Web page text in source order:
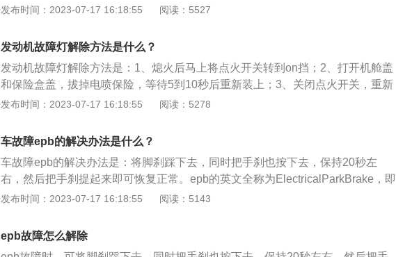
统，也就是常说的电子手刹。epb通过内置在其电脑中的纵向加速度传感器来测
后轮施加制动力来平衡下滑力，使车辆能够停在斜坡上。
发布时间：2023-07-17 16:18:55 阅读：5527
发动机故障灯解除方法是什么？
发动机故障灯解除方法是：1、熄火后马上将点火开关转到on挡；2、打开机舱盖
和保险盒盖，拔掉电喷保险，等待5到10秒后重新装上；3、关闭点火开关，重新
打到on挡，随后启动汽车，故障灯即可解除。发动机故障灯的功能是：1、发动
指示灯电路有故障；3、可将内存的故障代码调出，由发动机故障指示灯以不同
闪亮频率进行显示。导致发动机故障灯亮因素有：1、发动机冷却系统水温过高
缸体过热；2、三元催化器失效；3、测量进气量的流量计；4、节气门故障。
发布时间：2023-07-17 16:18:55 阅读：5278
车故障epb的解决办法是什么？
车故障epb的解决办法是：将脚刹踩下去，同时把手刹也按下去，保持20秒左
右，然后把手刹提起来即可恢复正常。epb的英文全称为ElectricalParkBrake，即
电子驻车制动系统，也就是电子手刹，epb故障很有可能是电子手刹出现了故
传感器、电机等多个部件组成，任一部件出现异常都有可能造成epb灯亮起，所
以还是建议车主交给维修店进行检修，通过故障仪能够快速准确的找出故障源
发布时间：2023-07-17 16:18:55 阅读：5143
epb故障怎么解除